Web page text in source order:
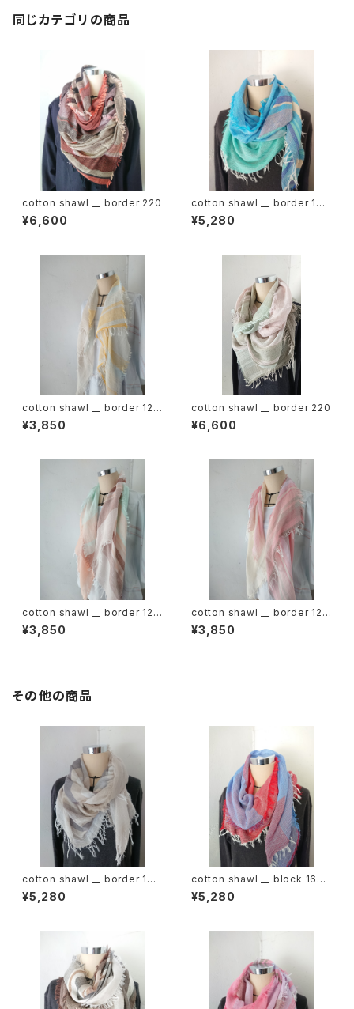
同じカテゴリの商品
cotton shawl __ border 220
¥6,600
cotton shawl __ border 160
海嶺w
¥5,280
cotton shawl __ border 120
蒲公英w
¥3,850
cotton shawl __ border 220
¥6,600
cotton shawl __ border 120
春麗w
¥3,850
cotton shawl __ border 120
桜花w
¥3,850
その他の商品
cotton shawl __ border 160
鳴砂w
¥5,280
cotton shawl __ block 160
初日影w
¥5,280